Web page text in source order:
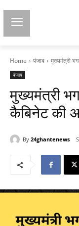
Home पंजाब मुख्यमंत्री
पंजाब
मुख्यमंत्री
कैबिनेट की
By 24ghantenews